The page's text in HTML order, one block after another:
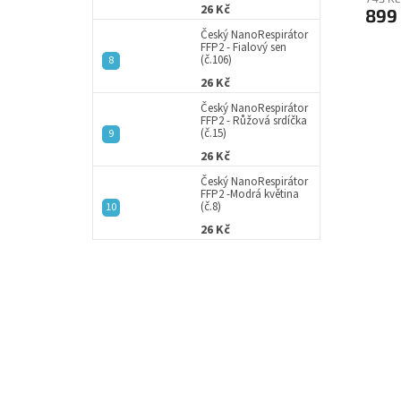
26 Kč
Český NanoRespirátor
FFP2 - Fialový sen
(č.106)
26 Kč
Český NanoRespirátor
FFP2 - Růžová srdíčka
(č.15)
26 Kč
Český NanoRespirátor
FFP2 -Modrá květina
(č.8)
26 Kč
899